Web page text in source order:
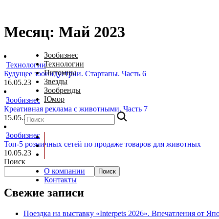
Зообизнес
Технологии
Питомцы
Звезды
Зообренды
Юмор
О компании
Контакты
Месяц: Май 2023
Технологии
Будущее зооиндустрии. Стартапы. Часть 6
16.05.23
Зообизнес
Креативная реклама с животными. Часть 7
15.05.23
Зообизнес
Топ-5 розничных сетей по продаже товаров для животных
10.05.23
Поиск
Поиск
Свежие записи
Поездка на выставку «Interpets 2026». Впечатления от